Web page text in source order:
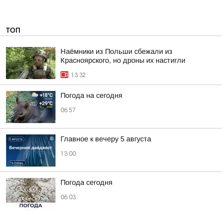
ТОП
Наёмники из Польши сбежали из
Красноярского, но дроны их настигли
13:32
Погода на сегодня
06:57
Главное к вечеру 5 августа
13:00
Погода сегодня
06:03